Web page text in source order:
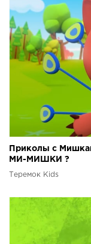
Приколы с
МИ-МИШКИ ?
Теремок Kids